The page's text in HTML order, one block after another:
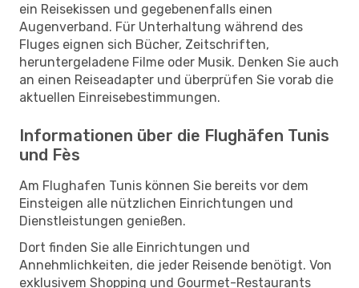
ein Reisekissen und gegebenenfalls einen
Augenverband. Für Unterhaltung während des
Fluges eignen sich Bücher, Zeitschriften,
heruntergeladene Filme oder Musik. Denken Sie auch
an einen Reiseadapter und überprüfen Sie vorab die
aktuellen Einreisebestimmungen.
Informationen über die Flughäfen Tunis
und Fès
Am Flughafen Tunis können Sie bereits vor dem
Einsteigen alle nützlichen Einrichtungen und
Dienstleistungen genießen.
Dort finden Sie alle Einrichtungen und
Annehmlichkeiten, die jeder Reisende benötigt. Von
exklusivem Shopping und Gourmet-Restaurants